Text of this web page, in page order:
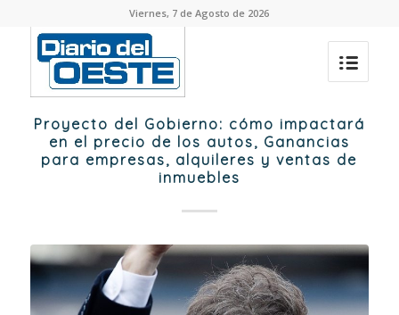
Viernes, 7 de Agosto de 2026
Proyecto del Gobierno: cómo impactará
en el precio de los autos, Ganancias
para empresas, alquileres y ventas de
inmuebles